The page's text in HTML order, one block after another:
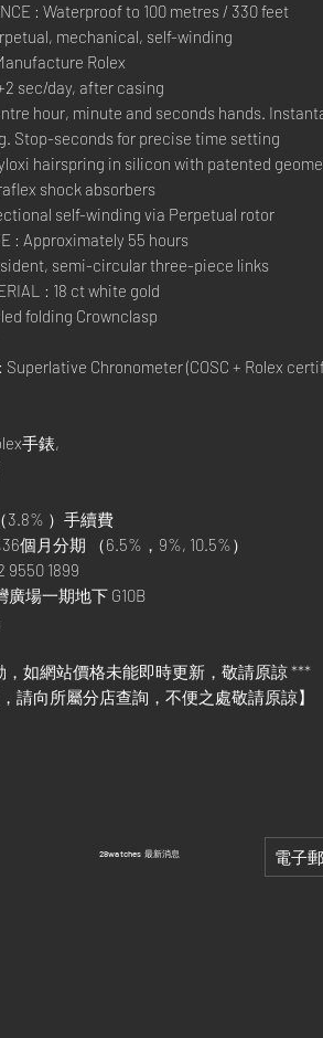
: Waterproof to 100 metres / 330 feet
mechanical, self-winding
Rolex
sec/day, after casing
hour, minute and seconds hands.
Stop-seconds for precise time setting
hairspring in silicon with patented
shock absorbers
self-winding via Perpetual rotor
: Approximately 55 hours
semi-circular three-piece links
: 18 ct white gold
folding Crownclasp
: Superlative Chronometer (COSC + Rolex
手錶,
3.8% ）手續費
個月分期 （6.5%，9%, 10.5%）
9550 1899
場一期地下 G10B
，如網站價格未能即時更新，敬請原諒 ***
請向所屬分店查詢，不便之處敬請原諒】
​28watches 最新消息